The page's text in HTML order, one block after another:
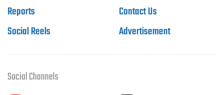
Reports
Social Reels
Contact Us
Advertisement
Social Channels